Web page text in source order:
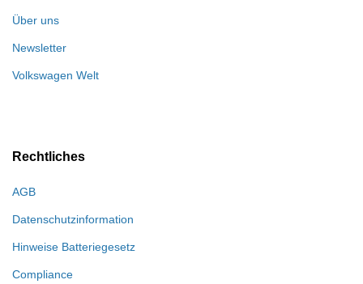
Über uns
Newsletter
Volkswagen Welt
Rechtliches
AGB
Datenschutzinformation
Hinweise Batteriegesetz
Compliance